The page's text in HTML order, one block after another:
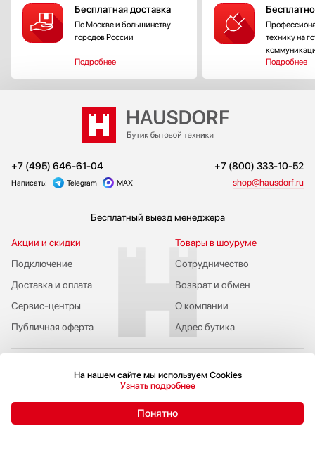
Бесплатная доставка
По Москве и большинству
городов России
Подробнее
технику на
Подробнее
+7 (495) 646-61-04 +7 (800) 333-10-52
Написать: Telegram MAX shop@hausdorf.ru
Бесплатный выезд менеджера
Акции и скидки
Подключение
Публичная оферта
Сервис-центры
Доставка и оплата
Сотрудничество
Возврат и обмен
Товары в шоуруме
О компании
Адрес бутика
Политика конфиденциальности
На нашем сайте мы используем Cookies
Узнать подробнее
Понятно